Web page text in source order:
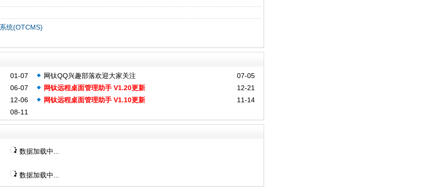
统(OTCMS)
01-07 07-05
网钛QQ兴趣部落欢迎大家关注
06-07
12-21
网钛远程桌面管理助手 V1.20更新
12-06
11-14
网钛远程桌面管理助手 V1.10更新
08-11
数据加载中...
数据加载中...